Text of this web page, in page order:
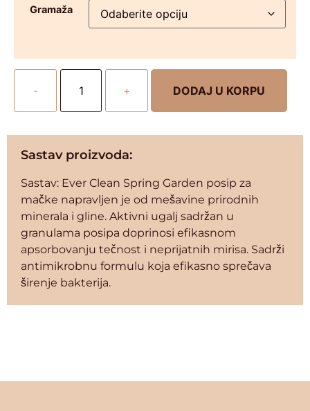
Gramaža
- + DODAJ U KORPU
Sastav proizvoda:
Sastav: Ever Clean Spring Garden posip za
mačke napravljen je od mešavine prirodnih
minerala i gline. Aktivni ugalj sadržan u
granulama posipa doprinosi efikasnom
apsorbovanju tečnost i neprijatnih mirisa. Sadrži
antimikrobnu formulu koja efikasno sprečava
širenje bakterija.